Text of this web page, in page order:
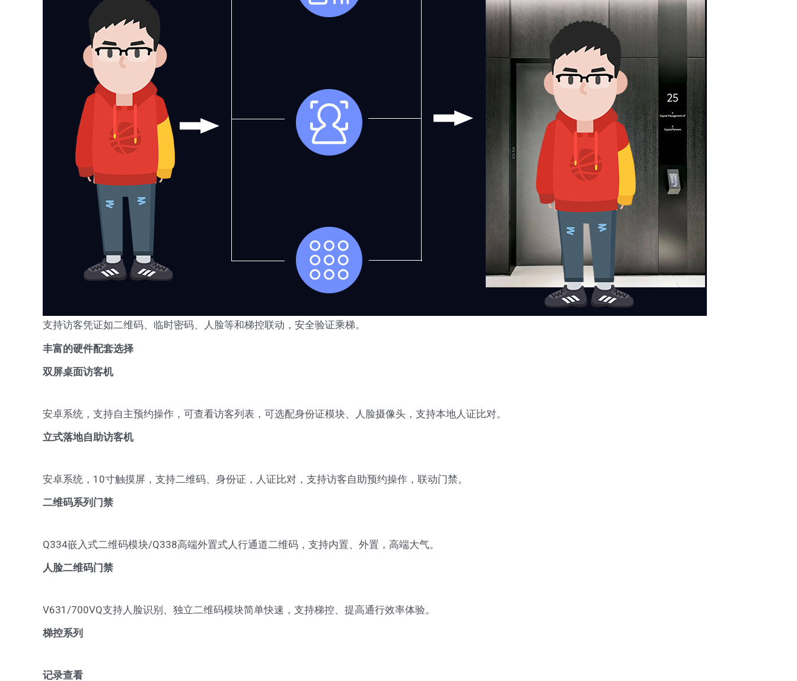
支持访客凭证如二维码、临时密码、人脸等和梯控联动，安全验证乘梯。
丰富的硬件配套选择
双屏桌面访客机
安卓系统，支持自主预约操作，可查看访客列表，可选配身份证模块、人脸摄像头，支持本地人证比对。
立式落地自助访客机
安卓系统，10寸触摸屏，支持二维码、身份证，人证比对，支持访客自助预约操作，联动门禁。
二维码系列门禁
Q334嵌入式二维码模块/Q338高端外置式人行通道二维码，支持内置、外置，高端大气。
人脸二维码门禁
V631/700VQ支持人脸识别、独立二维码模块简单快速，支持梯控、提高通行效率体验。
梯控系列
记录查看